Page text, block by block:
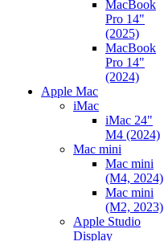
MacBook
Pro 14"
(2025)
MacBook
Pro 14"
(2024)
Apple Mac
iMac
iMac 24"
M4 (2024)
Mac mini
Mac mini
(M4, 2024)
Mac mini
(M2, 2023)
Apple Studio
Display